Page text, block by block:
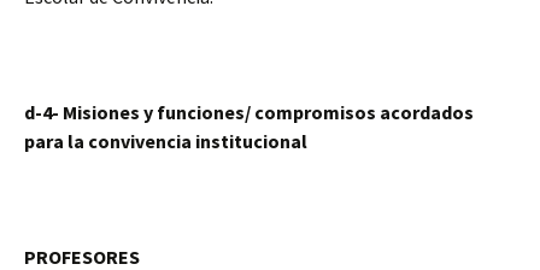
d-4- Misiones y funciones/ compromisos acordados
para la convivencia institucional
PROFESORES